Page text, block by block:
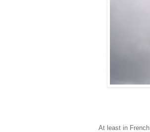
At least in French